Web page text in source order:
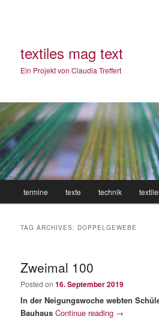
textiles mag text
Ein Projekt von Claudia Treffert
Skip
content
Skip
content
termine texte technik
TAG ARCHIVES: DOPPELGEWEBE
Zweimal 100
Posted on16. September 2019
In der Neigungswoche webten
Bauhaus Continue reading →